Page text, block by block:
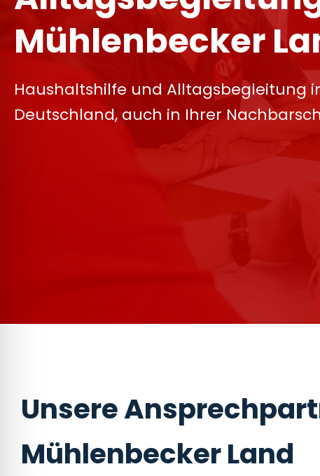
Mühlenbecker
Haushaltshilfe und Alltagsbegleitung
Deutschland, auch in Ihrer
Unsere
Mühlenbecker Land